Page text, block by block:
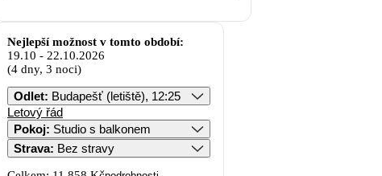
Nejlepší možnost v tomto období:
19.10 - 22.10.2026
(4 dny, 3 noci)
Odlet: Budapešť (letiště), 12:25
Letový řád
Pokoj:
Studio s balkonem
Strava: Bez stravy